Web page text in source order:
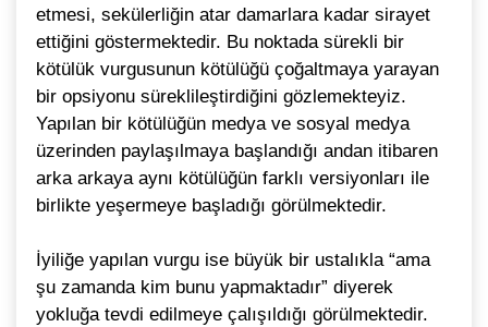
etmesi, sekülerliğin atar damarlara kadar sirayet
ettiğini göstermektedir. Bu noktada sürekli bir
kötülük vurgusunun kötülüğü çoğaltmaya yarayan
bir opsiyonu süreklileştirdiğini gözlemekteyiz.
Yapılan bir kötülüğün medya ve sosyal medya
üzerinden paylaşılmaya başlandığı andan itibaren
arka arkaya aynı kötülüğün farklı versiyonları ile
birlikte yeşermeye başladığı görülmektedir.
İyiliğe yapılan vurgu ise büyük bir ustalıkla “ama
şu zamanda kim bunu yapmaktadır” diyerek
yokluğa tevdi edilmeye çalışıldığı görülmektedir.